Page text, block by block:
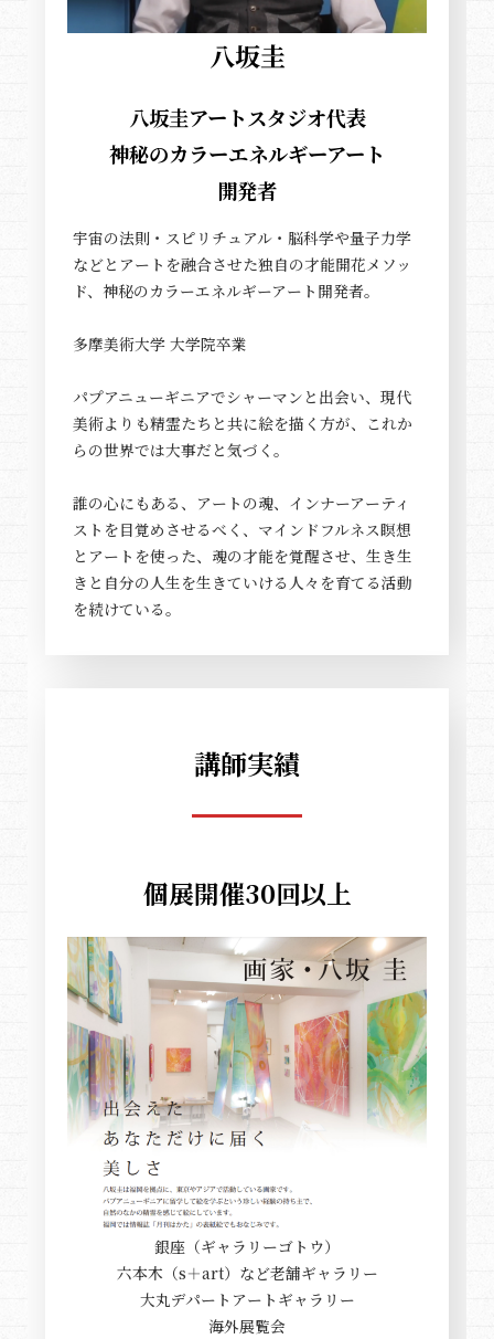
八坂圭
八坂圭アートスタジオ代表
神秘のカラーエネルギーアート
開発者
宇宙の法則・スピリチュアル・脳科学や量子力学
などとアートを融合させた独自の才能開花メソッ
ド、神秘のカラーエネルギーアート開発者。
多摩美術大学 大学院卒業
パプアニューギニアでシャーマンと出会い、現代
美術よりも精霊たちと共に絵を描く方が、これか
らの世界では大事だと気づく。
誰の心にもある、アートの魂、インナーアーティ
ストを目覚めさせるべく、マインドフルネス瞑想
とアートを使った、魂の才能を覚醒させ、生き生
きと自分の人生を生きていける人々を育てる活動
を続けている。
講師実績
個展開催30回以上
銀座（ギャラリーゴトウ）
六本木（s＋art）など老舗ギャラリー
大丸デパートアートギャラリー
海外展覧会